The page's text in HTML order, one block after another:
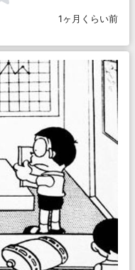
1ヶ月くらい前